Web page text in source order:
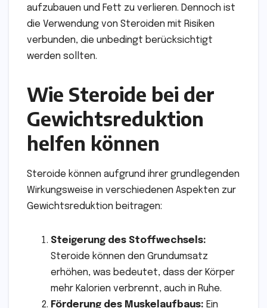
aufzubauen und Fett zu verlieren. Dennoch ist
die Verwendung von Steroiden mit Risiken
verbunden, die unbedingt berücksichtigt
werden sollten.
Wie Steroide bei der
Gewichtsreduktion
helfen können
Steroide können aufgrund ihrer grundlegenden
Wirkungsweise in verschiedenen Aspekten zur
Gewichtsreduktion beitragen:
Steigerung des Stoffwechsels:
Steroide können den Grundumsatz
erhöhen, was bedeutet, dass der Körper
mehr Kalorien verbrennt, auch in Ruhe.
Förderung des Muskelaufbaus: Ein